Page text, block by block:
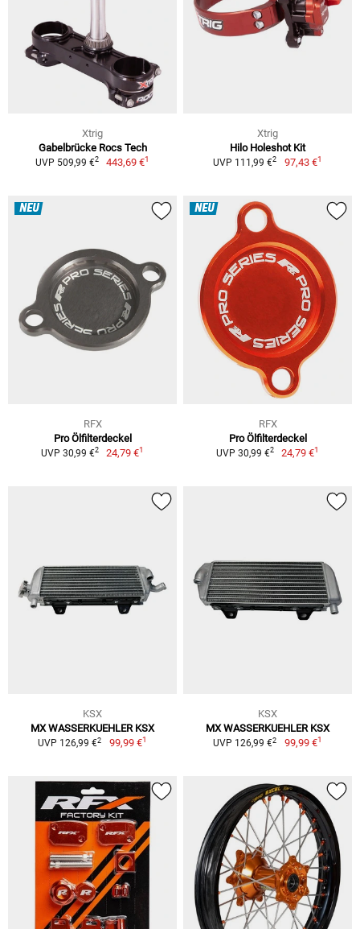
Xtrig
Gabelbrücke Rocs Tech
UVP 509,99 €2 443,69 €1
Xtrig
Hilo Holeshot Kit
UVP 111,99 €2 97,43 €1
NEU
RFX
Pro Ölfilterdeckel
UVP 30,99 €2 24,79 €1
NEU
RFX
Pro Ölfilterdeckel
UVP 30,99 €2 24,79 €1
KSX
MX WASSERKUEHLER KSX
UVP 126,99 €2 99,99 €1
KSX
MX WASSERKUEHLER KSX
UVP 126,99 €2 99,99 €1